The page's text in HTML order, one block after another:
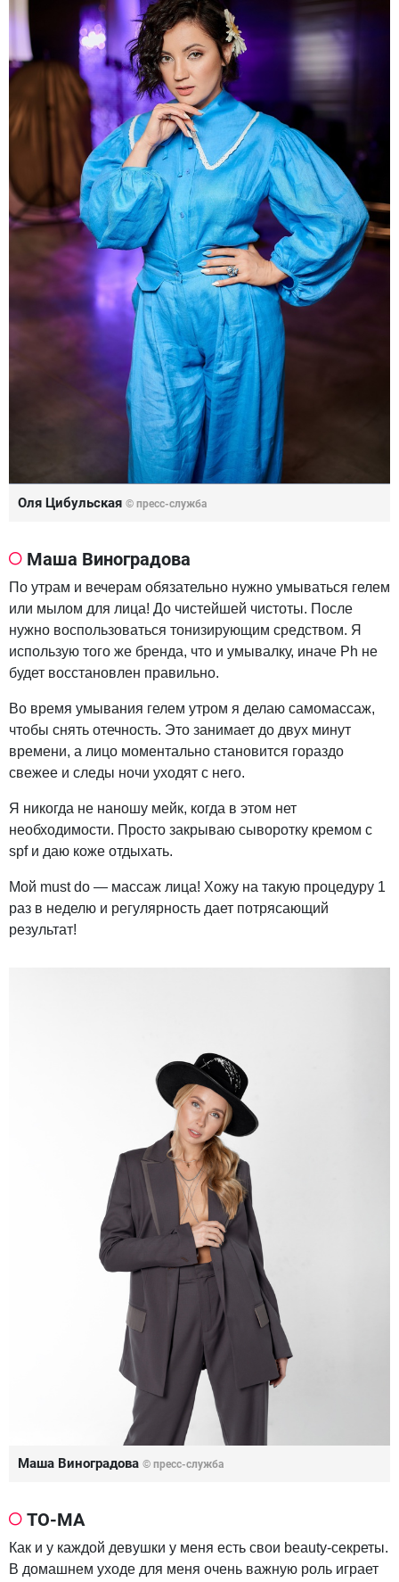
Оля Цибульская © пресс-служба
Маша Виноградова
По утрам и вечерам обязательно нужно умываться гелем
или мылом для лица! До чистейшей чистоты. После
нужно воспользоваться тонизирующим средством. Я
использую того же бренда, что и умывалку, иначе Ph не
будет восстановлен правильно.
Во время умывания гелем утром я делаю самомассаж,
чтобы снять отечность. Это занимает до двух минут
времени, а лицо моментально становится гораздо
свежее и следы ночи уходят с него.
Я никогда не наношу мейк, когда в этом нет
необходимости. Просто закрываю сыворотку кремом с
spf и даю коже отдыхать.
Мой must do — массаж лица! Хожу на такую процедуру 1
раз в неделю и регулярность дает потрясающий
результат!
Маша Виноградова © пресс-служба
ТО-МА
Как и у каждой девушки у меня есть свои beauty-секреты.
В домашнем уходе для меня очень важную роль играет